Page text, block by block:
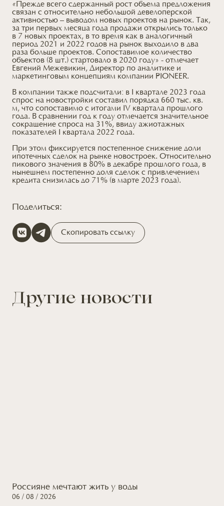
«Прежде всего сдержанный рост объема предложения
связан с относительно небольшой девелоперской
активностью – выводом новых проектов на рынок. Так,
за три первых месяца года продажи открылись только
в 7 новых проектах, в то время как в аналогичный
период 2021 и 2022 годов на рынок выходило в два
раза больше проектов. Сопоставимое количество
объектов (8 шт.) стартовало в 2020 году» - отмечает
Евгений Межевикин, Директор по аналитике и
маркетинговым концепциям компании PIONEER.
В компании также подсчитали: в I квартале 2023 года
спрос на новостройки составил порядка 660 тыс. кв.
м, что сопоставимо с итогами IV квартала прошлого
года. В сравнении год к году отмечается значительное
сокращение спроса на 31%, ввиду ажиотажных
показателей I квартала 2022 года.
При этом фиксируется постепенное снижение доли
ипотечных сделок на рынке новостроек. Относительно
пикового значения в 80% в декабре прошлого года, в
нынешнем постепенно доля сделок с привлечением
кредита снизилась до 71% (в марте 2023 года).
Поделиться:
Скопировать ссылку
Другие новости
Россияне мечтают жить у воды
06 / 08 / 2026